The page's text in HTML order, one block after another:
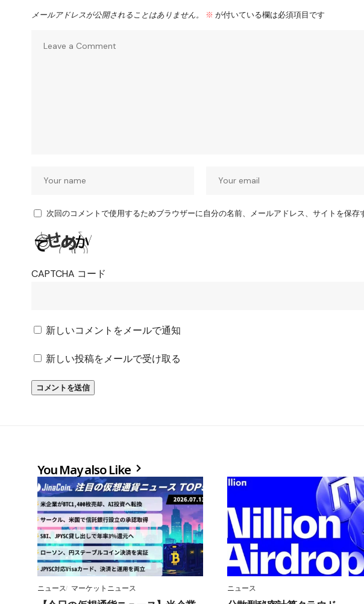
メールアドレスが公開されることはありません。 ※ が付いている欄は必須項目です
次回のコメントで使用するためブラウザーに自分の名前、メールアドレス、サイトを保存
CAPTCHA コード
新しいコメントをメールで通知
新しい投稿をメールで受け取る
You May also Like
ニュース マーケットニュース ニュース